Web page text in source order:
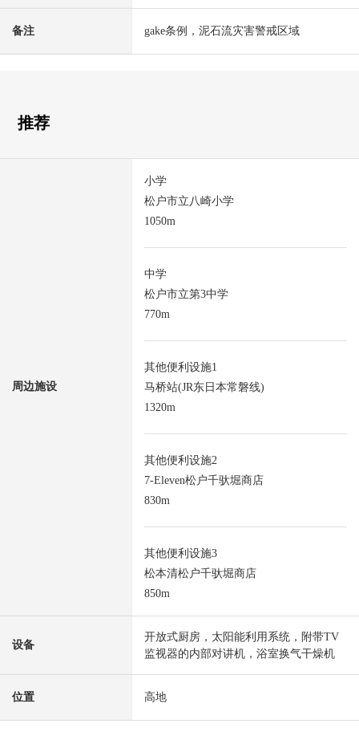
备注 gake条例，泥石流灾害警戒区域
推荐
周边施设
小学
松户市立八崎小学
1050m
中学
松户市立第3中学
770m
其他便利设施1
马桥站(JR东日本常磐线)
1320m
其他便利设施2
7-Eleven松户千驮堀商店
830m
其他便利设施3
松本清松户千驮堀商店
850m
设备
开放式厨房，太阳能利用系统，附带TV
监视器的内部对讲机，浴室换气干燥机
位置 高地